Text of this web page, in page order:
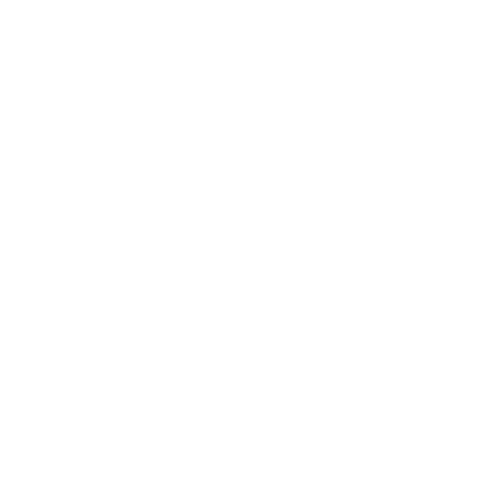
wir erneut einen
sehr schön und
der gut getarnt
wussten, wo wir zuerst
ein voller Erfolg,
Somit haben wir heute
Mal und sonnige
Absprache entschieden